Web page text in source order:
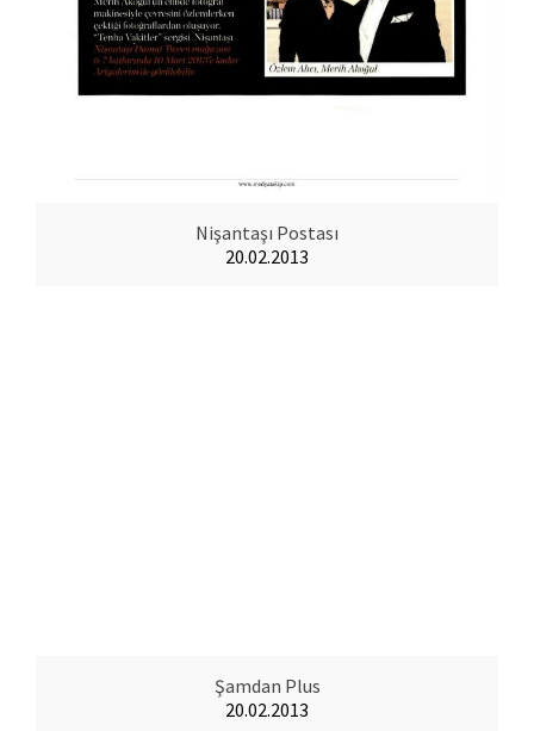
Nişantaşı Postası
20.02.2013
Şamdan Plus
20.02.2013